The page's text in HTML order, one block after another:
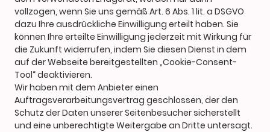
vollzogen, wenn Sie uns gemäß Art. 6 Abs. 1 lit. a DSGVO
dazu Ihre ausdrückliche Einwilligung erteilt haben. Sie
können Ihre erteilte Einwilligung jederzeit mit Wirkung für
die Zukunft widerrufen, indem Sie diesen Dienst in dem
auf der Webseite bereitgestellten „Cookie-Consent-
Tool“ deaktivieren.
Wir haben mit dem Anbieter einen
Auftragsverarbeitungsvertrag geschlossen, der den
Schutz der Daten unserer Seitenbesucher sicherstellt
und eine unberechtigte Weitergabe an Dritte untersagt.